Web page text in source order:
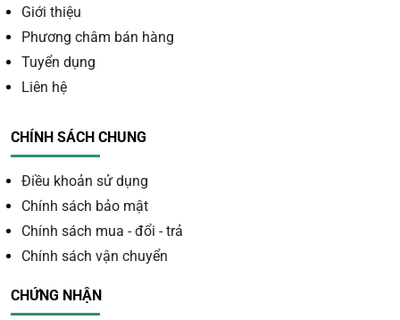
Giới thiệu
Phương châm bán hàng
Tuyển dụng
Liên hệ
CHÍNH SÁCH CHUNG
Điều khoản sử dụng
Chính sách bảo mật
Chính sách mua - đổi - trả
Chính sách vận chuyển
CHỨNG NHẬN